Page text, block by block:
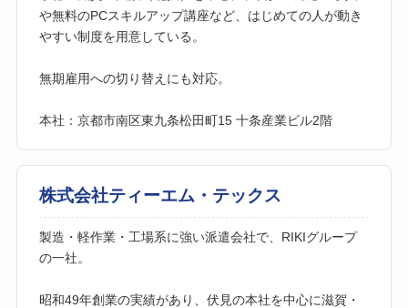
や無料のPCスキルアップ講座など、はじめての人が動き
やすい制度を用意している。
無期雇用への切り替えにも対応。
本社：京都市南区東九条松田町15 十条産業ビル2階
株式会社ティーエム・テックス
製造・軽作業・工場系に強い派遣会社で、RIKIグループ
の一社。
昭和49年創業の実績があり、伏見の本社を中心に滋賀・